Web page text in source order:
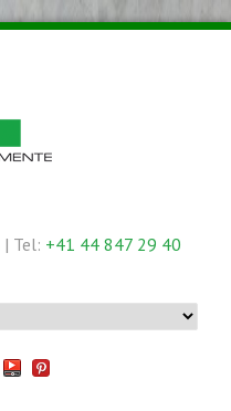
| Tel: +41 44 847 29 40